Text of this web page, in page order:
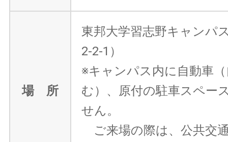
場 所
東邦大学習志野キャンパ
2-2-1）
※キャンパス内に自動車
む）、原付の駐車スペー
せん。
ご来場の際は、公共交